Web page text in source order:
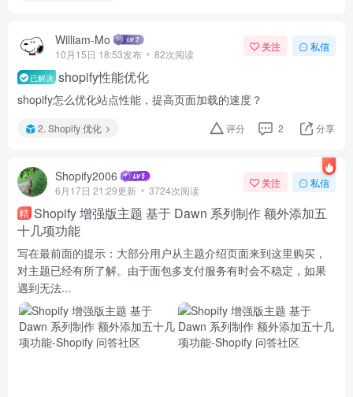
William-Mo
10月15日 18:53发布 82次阅读
关注 私信
已解决 shopify性能优化
shopify怎么优化站点性能，提高页面加载的速度？
2. Shopify 优化 评分 2 分享
Shopify2006
6月17日 21:29更新 3724次阅读
关注 私信
精 Shopify 增强版主题 基于 Dawn 系列制作 额外添加五
十几项功能
写在最前面的提示：大部分用户从主题介绍页面来到这里购买，
对主题已经有所了解。由于面包多支付服务有时会不稳定，如果
遇到无法...